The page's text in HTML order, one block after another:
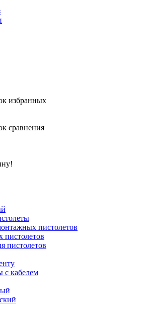
избранных
сравнения
пистолетов
пистолетов
с кабелем